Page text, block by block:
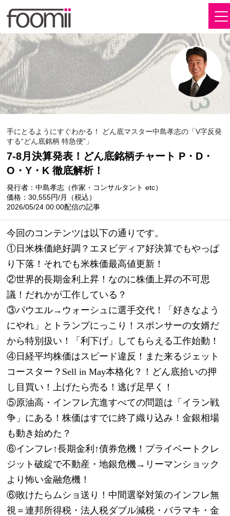
手にとるようにすぐわかる！ どん底マスター中島孝志の「V字反発
する“どん底銘柄 特急便”」
7-8月決算発表！どん底銘柄チャート P・D・
O・Y・K 徹底解析！
発行者：中島孝志（作家・コンサルタント etc）
価格：30,555円/月（税込）
2026/05/24 00:00配信の記事
今回のコンテンツは以下の通りです。
①日米株価絶好調？エヌビディア好決算でもやっぱ
り下落！それでも米株価最高値更新！
②世界的長期金利上昇！なのに株価上昇の不可思
議！だれかが工作している？
③パウエル→ウォーシュに選手交代！「好きなよう
にやれ」とトランプにっこり！スポンサーの女婿だ
から特別扱い！「利下げ」してもらえる工作始動！
④日経平均株価はスピード違反！また来るジェット
コースター？Sell in May本格化？！どん底拾いの押
し目買い！上げたら売る！逃げ足早く！
⑤原油高・インフレ亢進すべての問題は「イラン戦
争」にある！株価はすでに終了織り込み！金銀相場
も動き始めた？
⑥インフレ↑長期金利↑債券危機！プライベートクレ
ジット破綻で不動産・地銀危機→リーマンショック
より怖い金融危機！
⑥敗けたらムショ送り！中間選挙対策のインフレ無
視＝連邦所得税・法人税ダブル減税・バラマキ・金